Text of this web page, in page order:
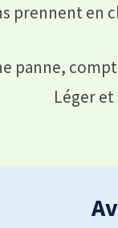
prennent en
Léger